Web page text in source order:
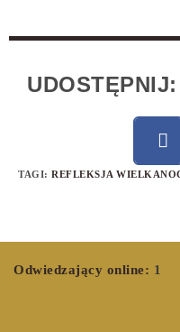
UDOSTĘPNIJ:
TAGI: REFLEKSJA
Odwiedzający online: 1